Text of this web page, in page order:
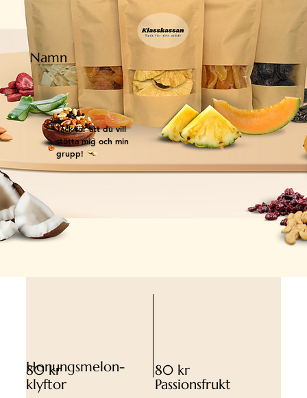
Tack för att du vill
stötta mig och min
grupp!
Namn
80 kr
Honungsmelon-
klyftor
80 kr
Passionsfrukt